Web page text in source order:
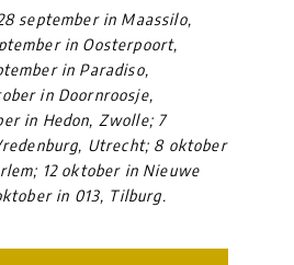
september in Maassilo,
in Oosterpoort,
in Paradiso,
in Doornroosje,
in Hedon, Zwolle; 7
Utrecht; 8 oktober
12 oktober in Nieuwe
in 013, Tilburg.